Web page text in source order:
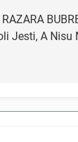
Jesti, A Nisu